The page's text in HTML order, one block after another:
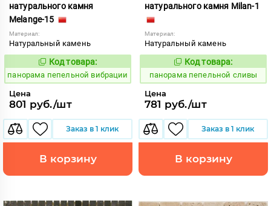
натурального камня
Melange-15
Материал:
Натуральный камень
540010
Код товара:
панорама пепельной вибрации
Цена
801 руб./шт
Заказ в 1 клик
В корзину
натурального камня Milan-1
Материал:
Натуральный камень
540011
Код товара:
панорама пепельной сливы
Цена
781 руб./шт
Заказ в 1 клик
В корзину